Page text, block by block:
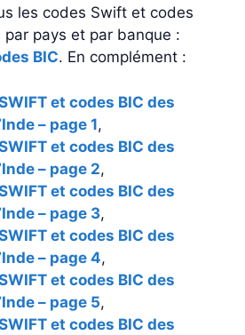
les codes Swift et codes
par pays et par banque :
BIC. En complément :
et codes BIC des
– page 1,
et codes BIC des
– page 2,
et codes BIC des
– page 3,
et codes BIC des
– page 4,
et codes BIC des
– page 5,
et codes BIC des